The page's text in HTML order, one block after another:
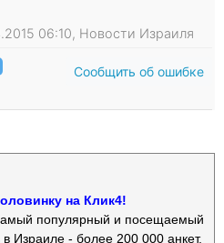
06:10, Новости Израиля
Сообщить об ошибке
на Клик4!
популярный и посещаемый
в Израиле - более 200 000 анкет.